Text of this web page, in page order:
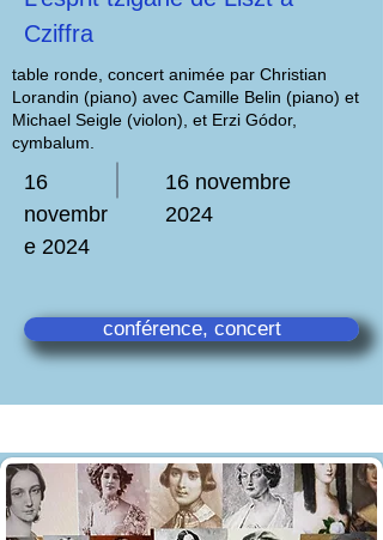
Cziffra
table ronde, concert animée par Christian
Lorandin (piano) avec Camille Belin (piano) et
Michael Seigle (violon), et Erzi Gódor,
cymbalum.
16
novembr
e 2024
16 novembre
2024
conférence, concert